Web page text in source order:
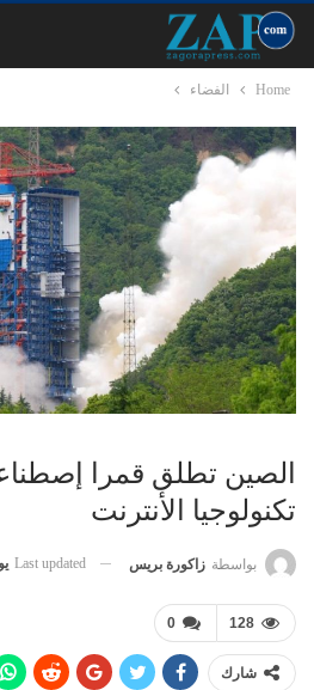
Home الفضاء
الصين تطلق قمرا
تكنولوجيا الأنترنت
بواسطة زاكورة بريس Last updated
0 128
شارك